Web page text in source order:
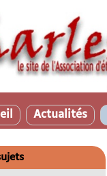
Actualités